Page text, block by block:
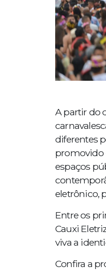
A partir do
diferentes
promovido
espaços
eletrônico,
Entre os
Cauxi
viva a
Confira a